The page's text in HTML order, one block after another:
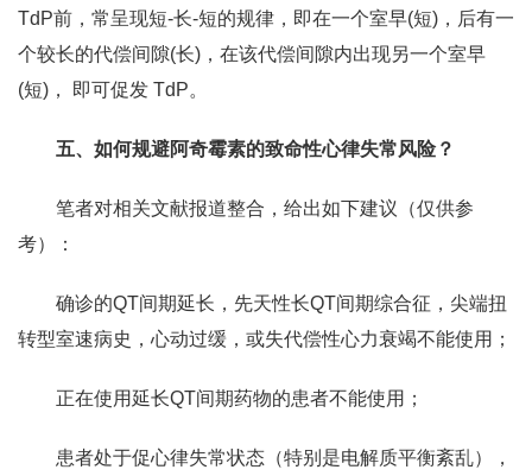
TdP前，常呈现短-长-短的规律，即在一个室早(短)，后有一
个较长的代偿间隙(长)，在该代偿间隙内出现另一个室早
(短)， 即可促发 TdP。
五、如何规避阿奇霉素的致命性心律失常风险？
笔者对相关文献报道整合，给出如下建议（仅供参
考）：
确诊的QT间期延长，先天性长QT间期综合征，尖端扭
转型室速病史，心动过缓，或失代偿性心力衰竭不能使用；
正在使用延长QT间期药物的患者不能使用；
患者处于促心律失常状态（特别是电解质平衡紊乱），